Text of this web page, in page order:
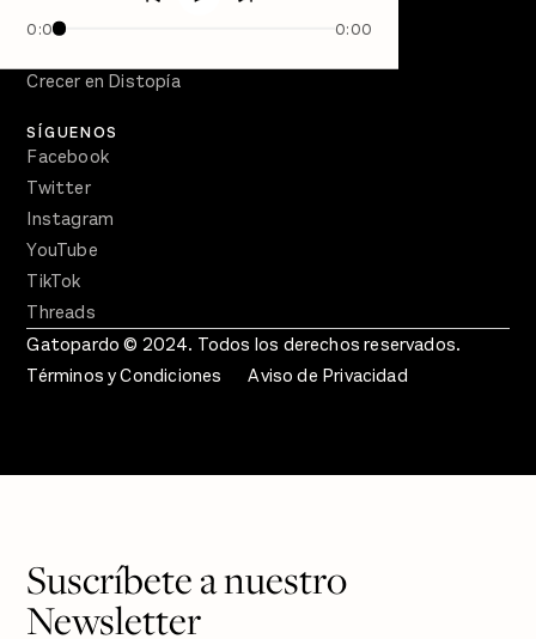
0:00 0:00
Semanario Gatopardo
Crecer en Distopía
SÍGUENOS
Facebook
Twitter
Instagram
YouTube
TikTok
Threads
Gatopardo © 2024. Todos los derechos reservados.
Términos y Condiciones
Aviso de Privacidad
Suscríbete a nuestro
Newsletter